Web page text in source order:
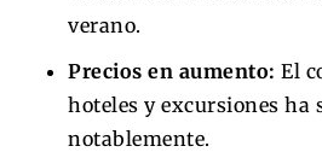
verano.
Precios en aumento: El
hoteles y excursiones ha
notablemente.